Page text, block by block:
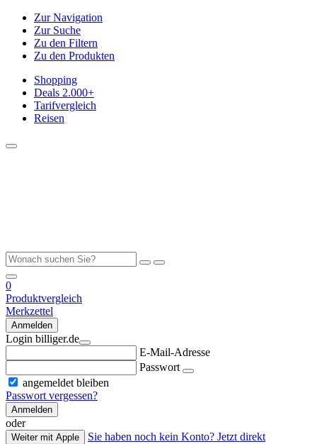
Zur Navigation
Zur Suche
Zu den Filtern
Zu den Produkten
Shopping
Deals 2.000+
Tarifvergleich
Reisen
0
Produktvergleich
Merkzettel
Anmelden
Login billiger.de
E-Mail-Adresse
Passwort
angemeldet bleiben
Passwort vergessen?
Anmelden
oder
Weiter mit Apple
Sie haben noch kein Konto? Jetzt direkt